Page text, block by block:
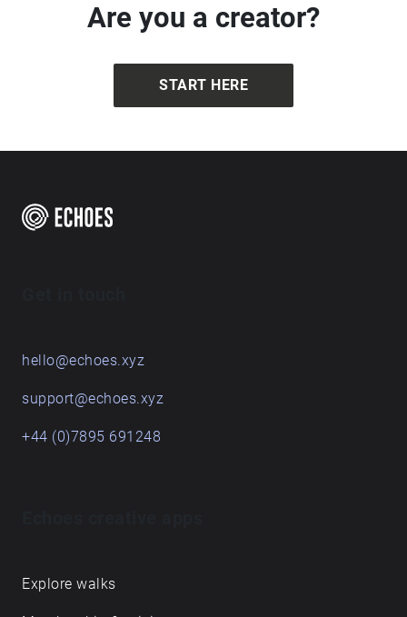
Are you a creator?
START HERE
hello@echoes.xyz
support@echoes.xyz
+44 (0)7895 691248
Explore walks